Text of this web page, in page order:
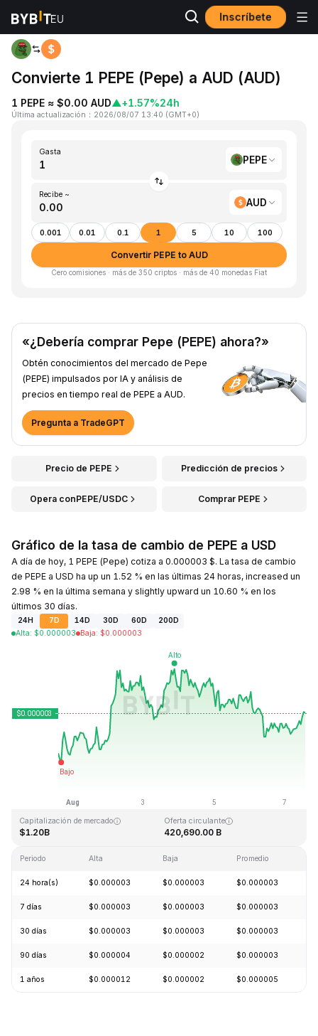
Inscríbete
Inicio PEPE to AUD
Convierte 1 PEPE (Pepe) a AUD (AUD)
1 PEPE ≈ $0.00 AUD▲+1.57%24h
Última actualización ： 2026/08/07 13:40 (GMT+0)
Gasta
PEPE
Recibe ~
AUD
0.001 0.01 0.1 1 5 10 100
Convertir PEPE to AUD
Cero comisiones · más de 350 criptos · más de 40 monedas Fiat
«¿Debería comprar Pepe (PEPE) ahora?»
Obtén conocimientos del mercado de Pepe
(PEPE) impulsados por IA y análisis de
precios en tiempo real de PEPE a AUD.
Pregunta a TradeGPT
Precio de PEPE Predicción de precios
Opera conPEPE/USDC Comprar PEPE
Gráfico de la tasa de cambio de PEPE a USD
A día de hoy, 1 PEPE (Pepe) cotiza a 0.000003 $. La tasa de cambio
de PEPE a USD ha up un 1.52 % en las últimas 24 horas, increased un
2.98 % en la última semana y slightly upward un 10.60 % en los
últimos 30 días.
24H 7D 14D 30D 60D
200D
Alta: $0.000003 Baja: $0.000003
Última actualización: 2026-08-07, 13:40 GMT+0
$0.000028
Capitalización de mercado
$1.20B
Oferta circulante
420,690.00 B
Periodo Alta Baja Promedio
24 hora(s) $0.000003 $0.000003 $0.000003
7 días $0.000003 $0.000003 $0.000003
30 días $0.000003 $0.000003 $0.000003
90 días $0.000004 $0.000002 $0.000003
1 años $0.000012 $0.000002 $0.000005